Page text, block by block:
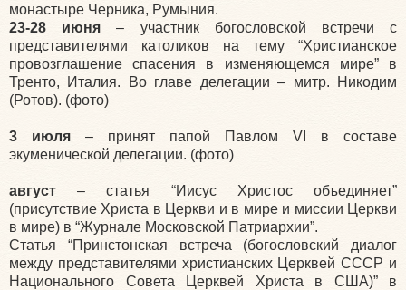
монастыре Черника, Румыния.
23-28 июня – участник богословской встречи с
представителями католиков на тему “Христианское
провозглашение спасения в изменяющемся мире” в
Тренто, Италия. Во главе делегации – митр. Никодим
(Ротов). (фото)
3 июля – принят папой Павлом VI в составе
экуменической делегации. (фото)
август – статья “Иисус Христос объединяет”
(присутствие Христа в Церкви и в мире и миссии Церкви
в мире) в “Журнале Московской Патриархии”.
Статья “Принстонская встреча (богословский диалог
между представителями христианских Церквей СССР и
Национального Совета Церквей Христа в США)” в